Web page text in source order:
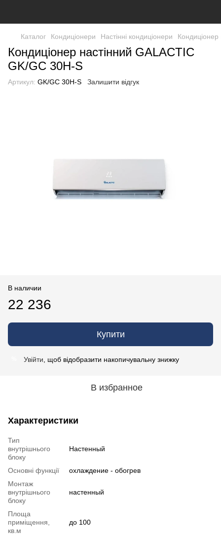
Каталог Кондиціонери Настінні кондиціонери
Кондиціонер настінний GALACTIC
GK/GC 30H-S
Артикул: GK/GC 30H-S Залишити відгук
В наличии
22 236
Купити
Увійти , щоб відобразити накопичувальну знижку
В избранное
Характеристики
Тип
внутрішнього
блоку
Настенный
Основні функції
охлаждение - обогрев
Монтаж
внутрішнього
блоку
настенный
Площа
приміщення,
кв.м
до 100